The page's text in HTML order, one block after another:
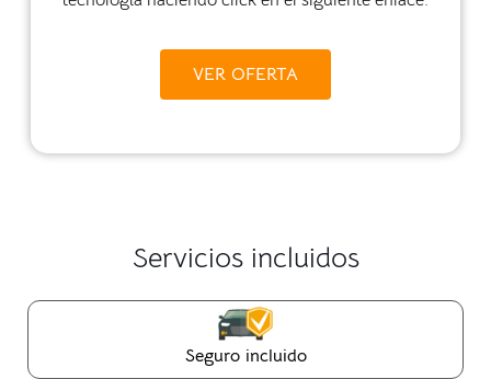
VER OFERTA
Servicios incluidos
Seguro incluido